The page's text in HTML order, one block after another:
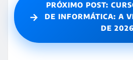
→
PRÓXIMO POST:
DE INFORMÁTICA: A
DE 2026